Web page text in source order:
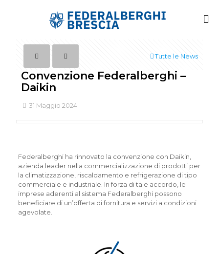
Tutte le News
Convenzione Federalberghi –
Daikin
31 Maggio 2024
Federalberghi ha rinnovato la convenzione con Daikin,
azienda leader nella commercializzazione di prodotti per
la climatizzazione, riscaldamento e refrigerazione di tipo
commerciale e industriale. In forza di tale accordo, le
imprese aderenti al sistema Federalberghi possono
beneficiare di un’offerta di fornitura e servizi a condizioni
agevolate.